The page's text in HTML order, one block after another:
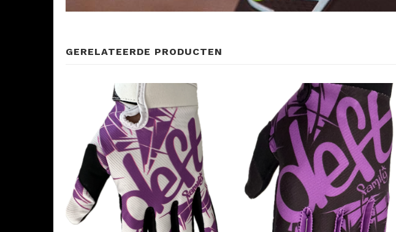
GERELATEERDE PRODUCTEN